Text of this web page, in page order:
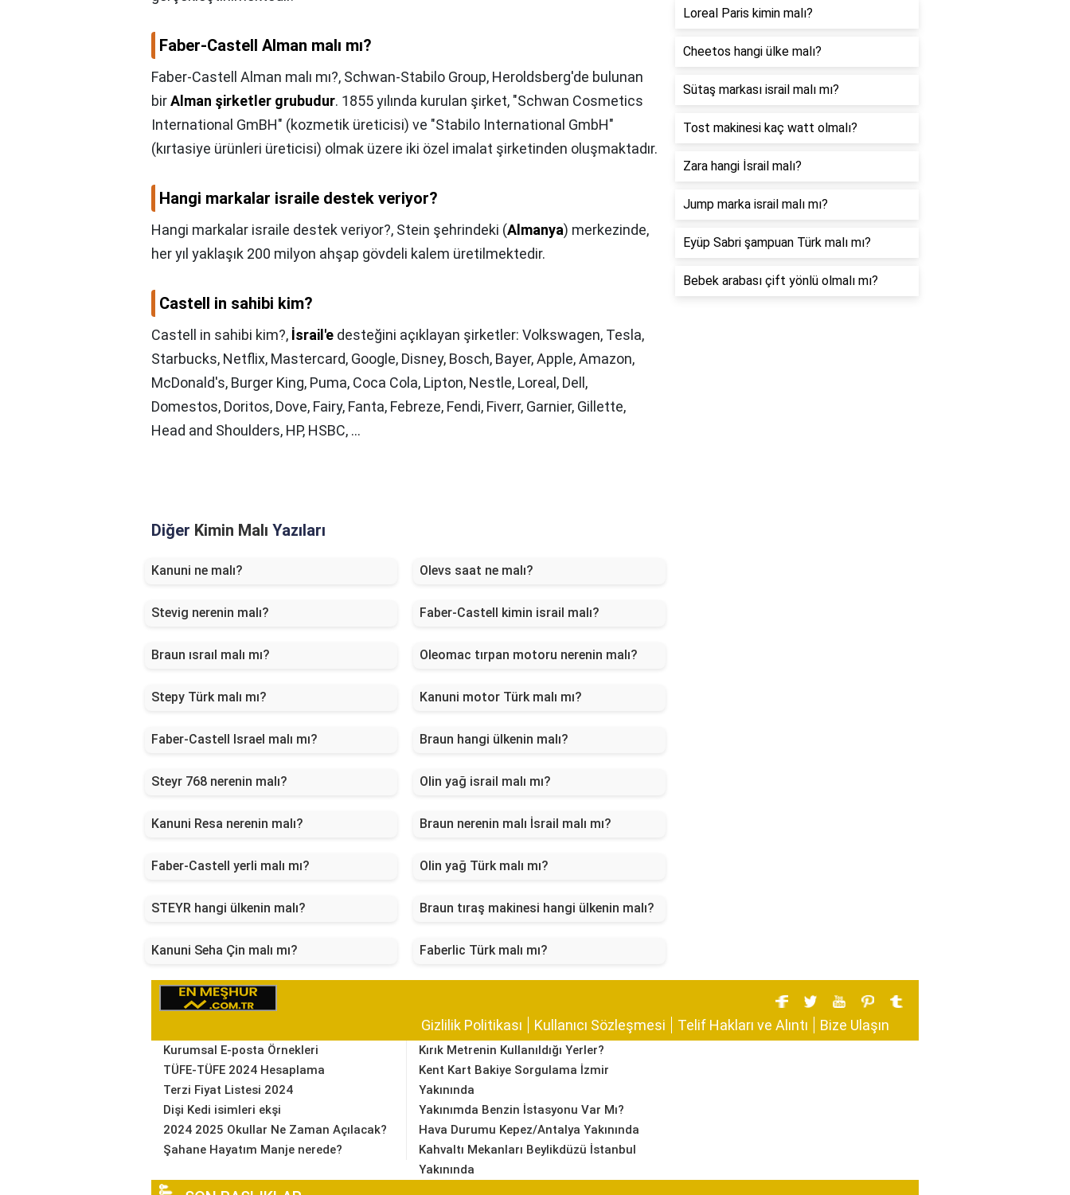
Faber-Castell Alman malı mı?
Faber-Castell Alman malı mı?, Schwan-Stabilo Group, Heroldsberg'de bulunan
birAlman şirketler grubudur. 1855 yılında kurulan şirket, "Schwan Cosmetics
International GmBH" (kozmetik üreticisi) ve "Stabilo International GmbH"
(kırtasiye ürünleri üreticisi) olmak üzere iki özel imalat şirketinden oluşmaktadır.
Hangi markalar israile destek veriyor?
Hangi markalar israile destek veriyor?, Stein şehrindeki (Almanya) merkezinde,
her yıl yaklaşık 200 milyon ahşap gövdeli kalem üretilmektedir.
Castell in sahibi kim?
Castell in sahibi kim?, İsrail'e desteğini açıklayan şirketler: Volkswagen, Tesla,
Starbucks, Netflix, Mastercard, Google, Disney, Bosch, Bayer, Apple, Amazon,
McDonald's, Burger King, Puma, Coca Cola, Lipton, Nestle, Loreal, Dell,
Domestos, Doritos, Dove, Fairy, Fanta, Febreze, Fendi, Fiverr, Garnier, Gillette,
Head and Shoulders, HP, HSBC, ...
Diğer Kimin Malı Yazıları
Kanuni ne malı? Olevs saat ne malı?
Stevig nerenin malı? Faber-Castell kimin israil malı?
Braun ısraıl malı mı? Oleomac tırpan motoru nerenin malı?
Stepy Türk malı mı? Kanuni motor Türk malı mı?
Faber-Castell Israel malı mı? Braun hangi ülkenin malı?
Steyr 768 nerenin malı? Olin yağ israil malı mı?
Kanuni Resa nerenin malı? Braun nerenin malı İsrail malı mı?
Faber-Castell yerli malı mı? Olin yağ Türk malı mı?
STEYR hangi ülkenin malı? Braun tıraş makinesi hangi ülkenin malı?
Kanuni Seha Çin malı mı? Faberlic Türk malı mı?
Loreal Paris kimin malı?
Cheetos hangi ülke malı?
Sütaş markası israil malı mı?
Tost makinesi kaç watt olmalı?
Zara hangi İsrail malı?
Jump marka israil malı mı?
Eyüp Sabri şampuan Türk malı mı?
Bebek arabası çift yönlü olmalı mı?
Gizlilik Politikası Kullanıcı Sözleşmesi Telif Hakları ve Alıntı Bize Ulaşın
Kurumsal E-posta Örnekleri
TÜFE-TÜFE 2024 Hesaplama
Terzi Fiyat Listesi 2024
Dişi Kedi isimleri ekşi
2024 2025 Okullar Ne Zaman Açılacak?
Şahane Hayatım Manje nerede?
Kırık Metrenin Kullanıldığı Yerler?
Kent Kart Bakiye Sorgulama İzmir
Yakınında
Yakınımda Benzin İstasyonu Var Mı?
Hava Durumu Kepez/Antalya Yakınında
Kahvaltı Mekanları Beylikdüzü İstanbul
Yakınında